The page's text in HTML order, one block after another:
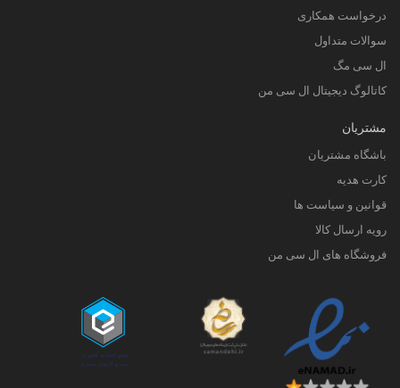
درخواست همکاری
سوالات متداول
ال سی مگ
کاتالوگ دیجیتال ال سی من
مشتریان
باشگاه مشتریان
کارت هدیه
قوانین و سیاست ها
رویه ارسال کالا
فروشگاه های ال سی من